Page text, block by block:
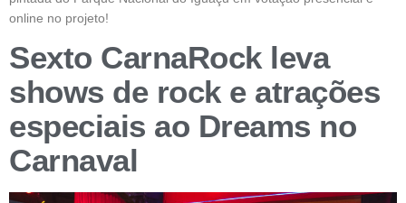
online no projeto!
Sexto CarnaRock leva
shows de rock e atrações
especiais ao Dreams no
Carnaval